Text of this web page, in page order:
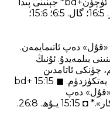
قىلمىغۇچىلار، يەنى +bd دۈشمەنلىرى ئۈچۈن+bd* جېنىنى پىدا
قىلغاندۇر.* ◘ 15:14 مات. 12‏:50؛ 2كور. 5‏:16؛ گال. 5‏:6؛ 6‏:15؛
دەپ ئاتىمايمەن.
بىلمەيدۇ. ئۇنىڭ
چۈنكى ئاتامدىن
ئاڭلىغانلىرىمنىڭ ھەممىسىنى سىلەرگە يەتكۈزدۈم. ◼ 15:15 +bd
«قۇل» دەپ
ئاتىمايمەن»+bd* ــ «قۇل» ياكى «چاكار».* ◘ 15:15 يـۇھ. 8‏:26.